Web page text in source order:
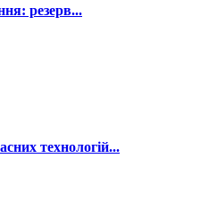
резерв...
технологій...